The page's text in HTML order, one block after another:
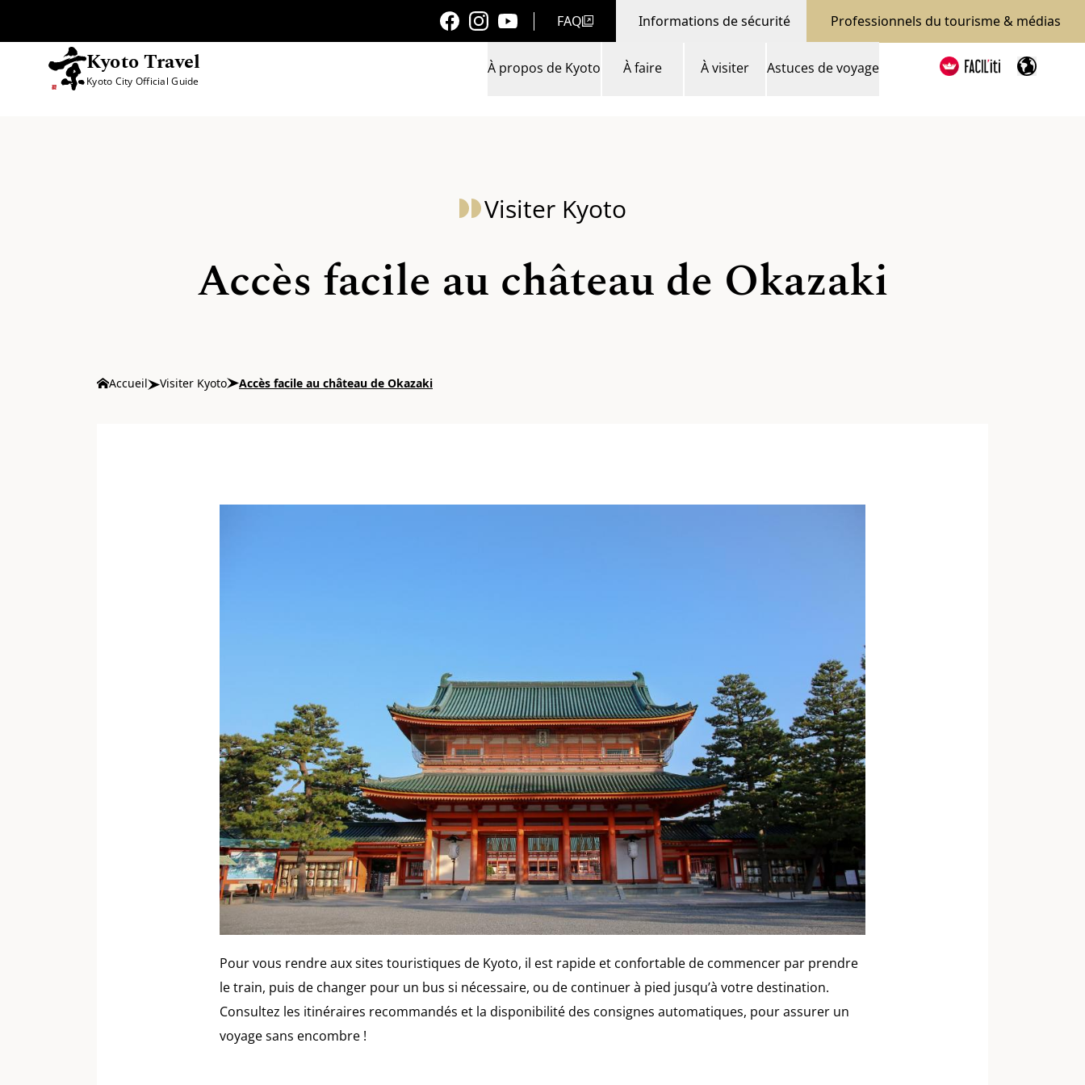
FAQ Informations de sécurité Professionnels du tourisme & médias
Kyoto Travel
Kyoto City Official Guide
À propos de Kyoto À faire À visiter Astuces de voyage
Visiter Kyoto
Accès facile au château de Okazaki
Accueil Visiter Kyoto Accès facile au château de Okazaki
Pour vous rendre aux sites touristiques de Kyoto, il est rapide et confortable de commencer par prendre
le train, puis de changer pour un bus si nécessaire, ou de continuer à pied jusqu’à votre destination.
Consultez les itinéraires recommandés et la disponibilité des consignes automatiques, pour assurer un
voyage sans encombre !